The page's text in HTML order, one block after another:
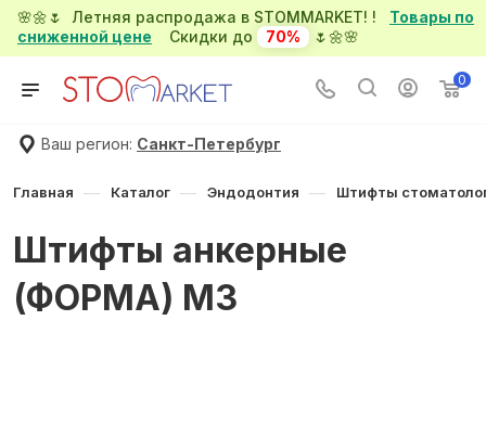
🌸🌼🌷 Летняя распродажа в STOMMARKET! ! Товары по
сниженной цене Скидки до 70% 🌷🌼🌸
0
Ваш регион: Санкт-Петербург
Главная — Каталог — Эндодонтия — Штифты
Штифты анкерные
(ФОРМА) M3